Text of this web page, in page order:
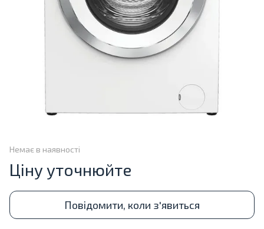
Немає в наявності
Ціну уточнюйте
Повідомити, коли з'явиться